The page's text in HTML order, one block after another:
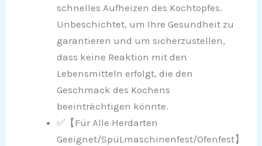
schnelles Aufheizen des Kochtopfes.
Unbeschichtet, um Ihre Gesundheit zu
garantieren und um sicherzustellen,
dass keine Reaktion mit den
Lebensmitteln erfolgt, die den
Geschmack des Kochens
beeinträchtigen könnte.
✅【Für Alle Herdarten
Geeignet/SpüLmaschinenfest/Ofenfest】